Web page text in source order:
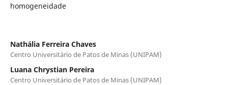
homogeneidade
Nathália Ferreira Chaves
Centro Universitário de Patos de Minas (UNIPAM)
Luana Chrystian Pereira
Centro Universitário de Patos de Minas (UNIPAM)